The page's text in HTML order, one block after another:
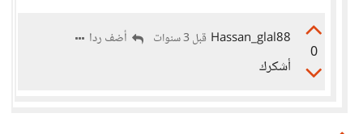
0
Hassan_glal88 قبل 3 سنوات أضف ردا
أشكرك